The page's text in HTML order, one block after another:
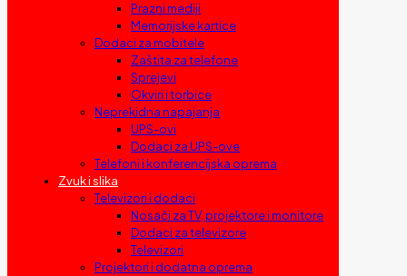
Prazni mediji
Memorijske kartice
Dodaci za mobitele
Zaštita za telefone
Sprejevi
Okviri i torbice
Neprekidna napajanja
UPS-ovi
Dodaci za UPS-ove
Telefoni i konferencijska oprema
Zvuk i slika
Televizori i dodaci
Nosači za TV, projektore i monitore
Dodaci za televizore
Televizori
Projektori i dodatna oprema